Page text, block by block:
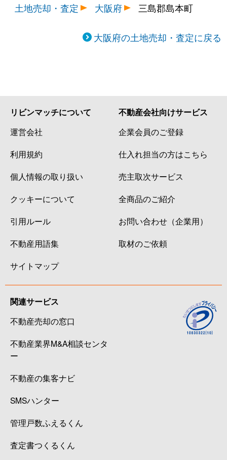
土地売却・査定
大阪府 三島郡島本町
大阪府の土地売却・査定に戻る
リビンマッチについて
運営会社
利用規約
個人情報の取り扱い
クッキーについて
引用ルール
不動産用語集
サイトマップ
不動産会社向けサービス
企業会員のご登録
仕入れ担当の方はこちら
売主取次サービス
全商品のご紹介
お問い合わせ（企業用）
取材のご依頼
関連サービス
不動産売却の窓口
不動産業界M&A相談センタ
ー
不動産の集客ナビ
SMSハンター
管理戸数ふえるくん
査定書つくるくん